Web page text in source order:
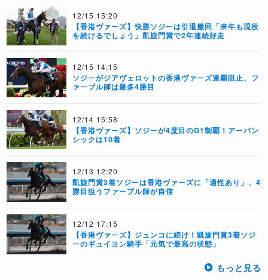
12/15 15:20
【香港ヴァーズ】快勝ソジーは引退撤回「来年も現役
を続けるでしょう」凱旋門賞で2年連続好走
12/15 14:15
​ソジーがジアヴェロットの香港ヴァーズ連覇阻止、フ
ァーブル師は最多4勝目
12/14 15:58
【香港ヴァーズ】ソジーが4度目のG1制覇！アーバン
シックは10着
12/13 12:20
凱旋門賞3着ソジーは香港ヴァーズに「適性あり」、4
勝目狙うファーブル師が自信
12/12 17:15
【香港ヴァーズ】ジュンコに続け！凱旋門賞3着ソジ
ーのギュイヨン騎手「元気で最高の状態」
もっと見る